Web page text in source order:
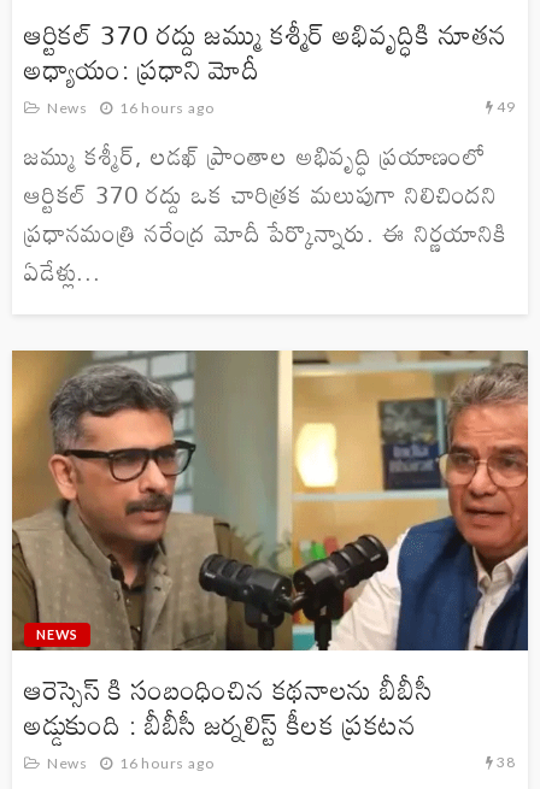
ఆర్టికల్ 370 రద్దు జమ్ము కశ్మీర్ అభివృద్ధికి నూతన
అధ్యాయం: ప్రధాని మోదీ
News 16 hours ago 49
జమ్ము కశ్మీర్, లడఖ్ ప్రాంతాల అభివృద్ధి ప్రయాణంలో
ఆర్టికల్ 370 రద్దు ఒక చారిత్రక మలుపుగా నిలిచిందని
ప్రధానమంత్రి నరేంద్ర మోదీ పేర్కొన్నారు. ఈ నిర్ణయానికి
ఏడేళ్లు...
NEWS
ఆరెస్సెస్ కి సంబంధించిన కథనాలను బీబీసీ
అడ్డుకుంది : బీబీసీ జర్నలిస్ట్ కీలక ప్రకటన
News 16 hours ago 38